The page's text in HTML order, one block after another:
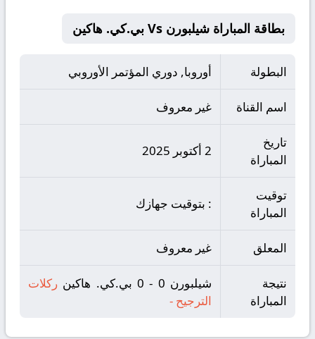
بطاقة المباراة شيلبورن Vs بي.كي. هاكين
البطولة أوروبا, دوري المؤتمر الأوروبي
اسم القناة غير معروف
تاريخ
المباراة
2 أكتوبر 2025
توقيت
المباراة
: بتوقيت جهازك
المعلق غير معروف
نتيجة
المباراة
شيلبورن 0 - 0 بي.كي. هاكين
ركلات
الترجيح -